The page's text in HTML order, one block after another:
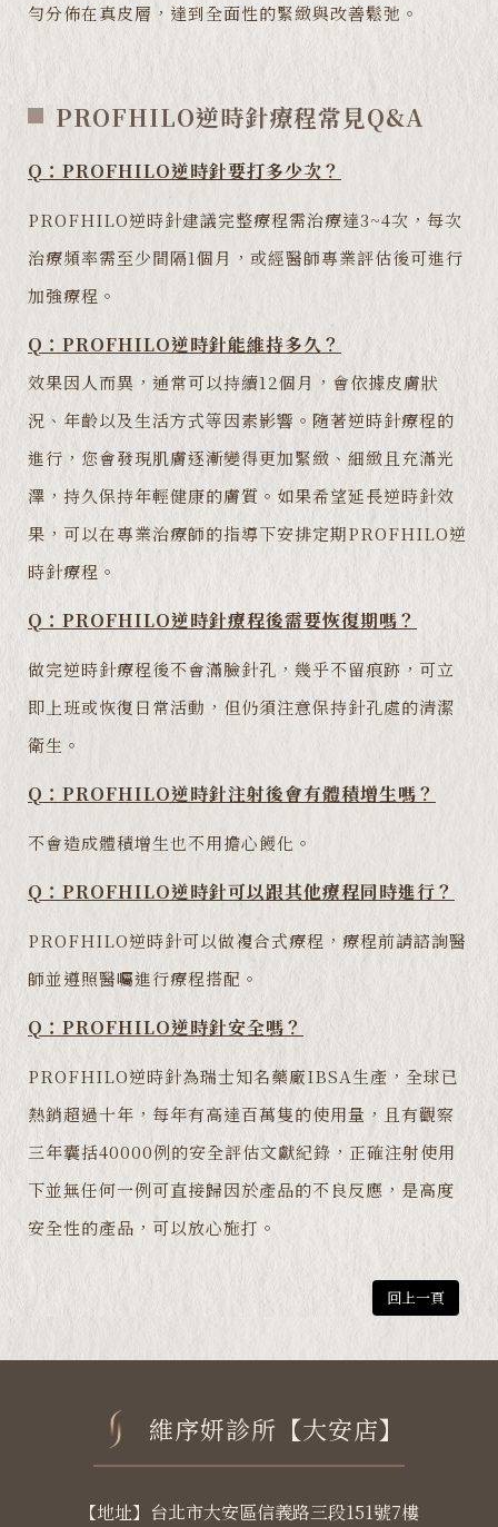
勻分佈在真皮層，達到全面性的緊緻與改善鬆弛。
PROFHILO逆時針療程常見Q&A
Q：PROFHILO逆時針要打多少次？
PROFHILO逆時針建議完整療程需治療達3~4次，每次
治療頻率需至少間隔1個月，或經醫師專業評估後可進行
加強療程。
Q：PROFHILO逆時針能維持多久？
效果因人而異，通常可以持續12個月，會依據皮膚狀
況、年齡以及生活方式等因素影響。隨著逆時針療程的
進行，您會發現肌膚逐漸變得更加緊緻、細緻且充滿光
澤，持久保持年輕健康的膚質。如果希望延長逆時針效
果，可以在專業治療師的指導下安排定期PROFHILO逆
時針療程。
Q：PROFHILO逆時針療程後需要恢復期嗎？
做完逆時針療程後不會滿臉針孔，幾乎不留痕跡，可立
即上班或恢復日常活動，但仍須注意保持針孔處的清潔
衛生。
Q：PROFHILO逆時針注射後會有體積增生嗎？
不會造成體積增生也不用擔心饅化。
Q：PROFHILO逆時針可以跟其他療程同時進行？
PROFHILO逆時針可以做複合式療程，療程前請諮詢醫
師並遵照醫囑進行療程搭配。
Q：PROFHILO逆時針安全嗎？
PROFHILO逆時針為瑞士知名藥廠IBSA生產，全球已
熱銷超過十年，每年有高達百萬隻的使用量，且有觀察
三年囊括40000例的安全評估文獻紀錄，正確注射使用
下並無任何一例可直接歸因於產品的不良反應，是高度
安全性的產品，可以放心施打。
回上一頁
維序妍診所【大安店】
【地址】台北市大安區信義路三段151號7樓